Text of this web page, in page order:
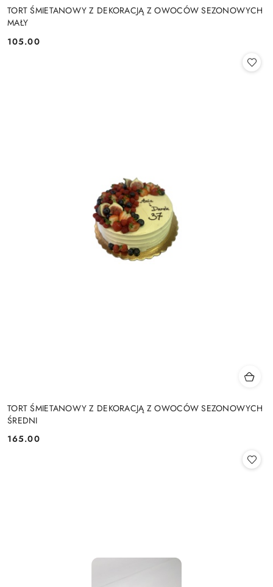
TORT ŚMIETANOWY Z DEKORACJĄ Z OWOCÓW SEZONOWYCH
MAŁY
Cena:
105.00
TORT ŚMIETANOWY Z DEKORACJĄ Z OWOCÓW SEZONOWYCH
ŚREDNI
Cena:
165.00